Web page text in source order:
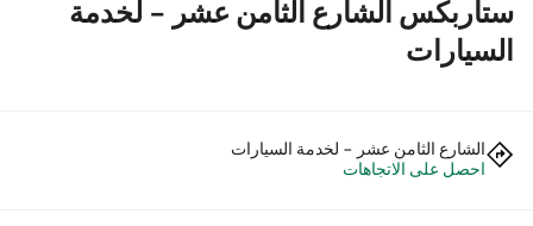
ستاربكس الشارع الثامن عشر - لخدمة
السيارات
الشارع الثامن عشر - لخدمة السيارات
احصل على الاتجاهات